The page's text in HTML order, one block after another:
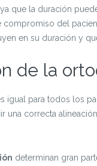
que la duración
del
en su duración y
de la
para todos los
correcta
determinan gran